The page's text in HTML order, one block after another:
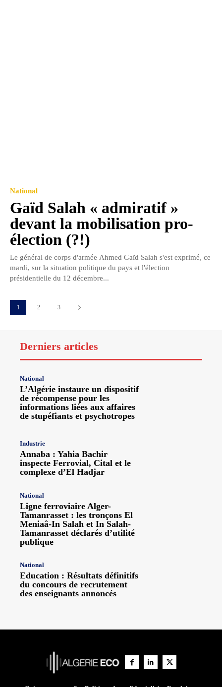
National
Gaïd Salah « admiratif »
devant la mobilisation pro-
élection (?!)
Le général de corps d'armée Ahmed Gaïd Salah s'est exprimé, ce
mardi, sur la situation politique du pays et l'élection
présidentielle du 12 décembre...
1 2 3
Derniers articles
National
L’Algérie instaure un dispositif
de récompense pour les
informations liées aux affaires
de stupéfiants et psychotropes
Industrie
Annaba : Yahia Bachir
inspecte Ferrovial, Cital et le
complexe d’El Hadjar
National
Ligne ferroviaire Alger-
Tamanrasset : les tronçons El
Meniaâ-In Salah et In Salah-
Tamanrasset déclarés d’utilité
publique
National
Education : Résultats définitifs
du concours de recrutement
des enseignants annoncés